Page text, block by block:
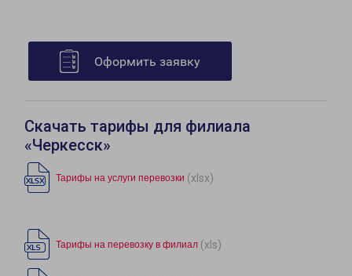
Оформить заявку
Скачать тарифы для филиала
«Черкесск»
Тарифы на услуги перевозки (xlsx)
Тарифы на перевозку в филиал (xls)